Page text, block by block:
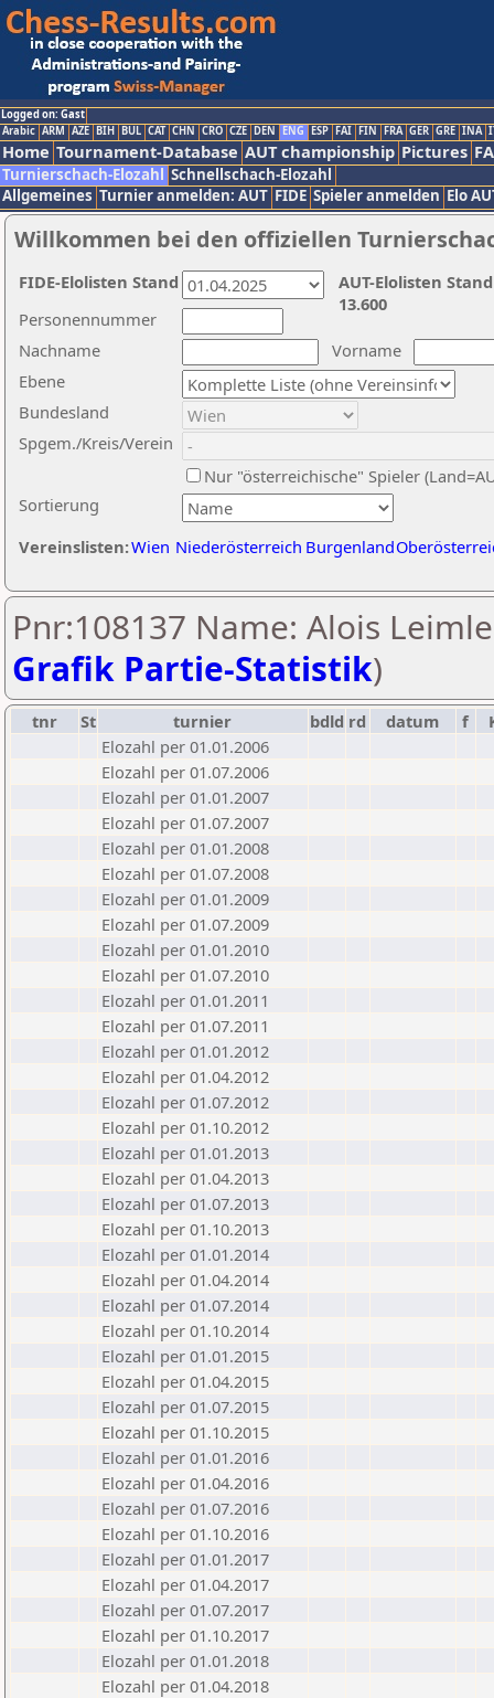
Logged on: Gast
Arabic ARM AZE BIH BUL CAT CHN CRO CZE DEN ENG ESP FAI FIN FRA GER GRE INA
Home Tournament-Database AUT championship Pictures
Turnierschach-Elozahl Schnellschach-Elozahl
Allgemeines Turnier anmelden: AUT FIDE Spieler anmelden Elo
Willkommen bei den offiziellen
Nachname
Vorname
Ebene
Sortierung
Personennummer
Bundesland
Spgem./Kreis/Verein
Nur "österreichische" Spieler
Vereinslisten:Wien Niederösterreich Burgenland
AUT-Elolisten
13.600
FIDE-Elolisten Stand
Pnr:108137 Name: Alois
Grafik Partie-Statistik)
tnr St turnier bdld rd datum f
Elozahl per 01.01.2006
Elozahl per 01.07.2006
Elozahl per 01.01.2007
Elozahl per 01.07.2007
Elozahl per 01.01.2008
Elozahl per 01.07.2008
Elozahl per 01.01.2009
Elozahl per 01.07.2009
Elozahl per 01.01.2010
Elozahl per 01.07.2010
Elozahl per 01.01.2011
Elozahl per 01.07.2011
Elozahl per 01.01.2012
Elozahl per 01.04.2012
Elozahl per 01.07.2012
Elozahl per 01.10.2012
Elozahl per 01.01.2013
Elozahl per 01.04.2013
Elozahl per 01.07.2013
Elozahl per 01.10.2013
Elozahl per 01.01.2014
Elozahl per 01.04.2014
Elozahl per 01.07.2014
Elozahl per 01.10.2014
Elozahl per 01.01.2015
Elozahl per 01.04.2015
Elozahl per 01.07.2015
Elozahl per 01.10.2015
Elozahl per 01.01.2016
Elozahl per 01.04.2016
Elozahl per 01.07.2016
Elozahl per 01.10.2016
Elozahl per 01.01.2017
Elozahl per 01.04.2017
Elozahl per 01.07.2017
Elozahl per 01.10.2017
Elozahl per 01.01.2018
Elozahl per 01.04.2018